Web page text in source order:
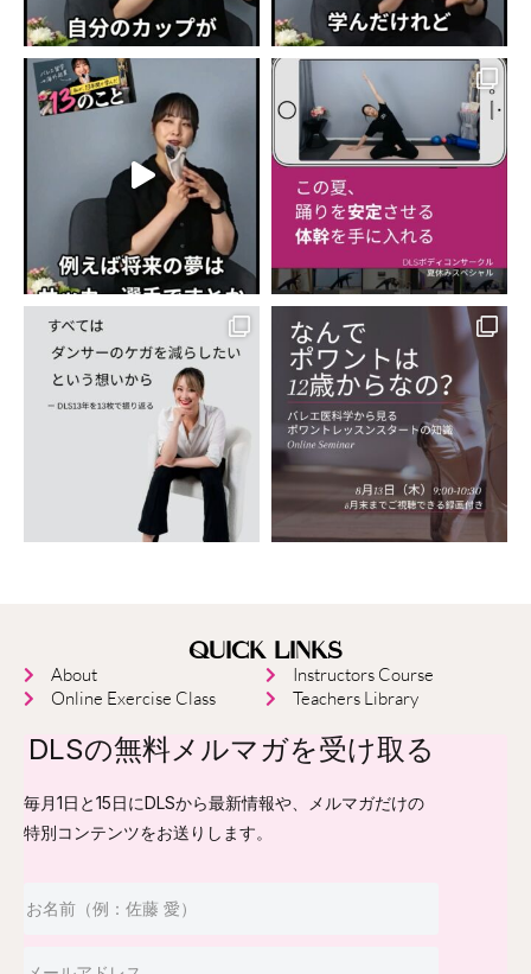
QUICK LINKS
About
Online Exercise Class
Instructors Course
Teachers Library
DLSの無料メルマガを受け取る
毎月1日と15日にDLSから最新情報や、メルマガだけの
特別コンテンツをお送りします。